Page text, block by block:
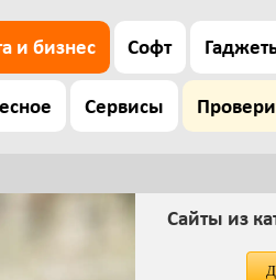
и бизнес Софт
Сервисы
Сайты из